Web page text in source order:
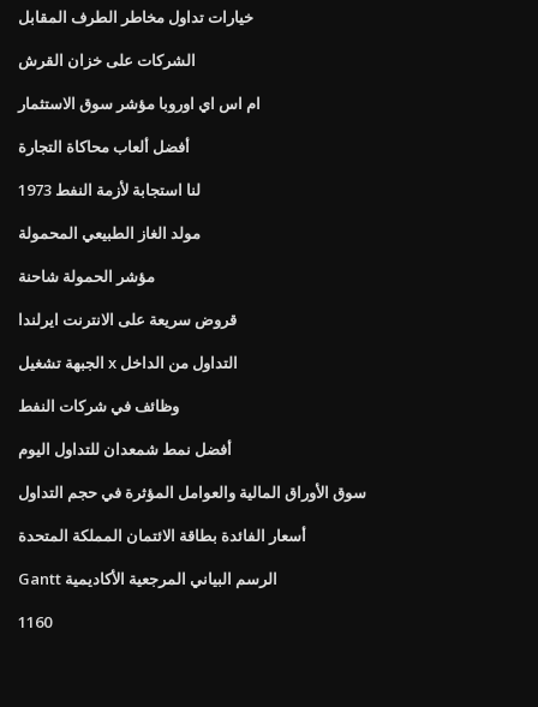
خيارات تداول مخاطر الطرف المقابل
الشركات على خزان القرش
ام اس اي اوروبا مؤشر سوق الاستثمار
أفضل ألعاب محاكاة التجارة
لنا استجابة لأزمة النفط 1973
مولد الغاز الطبيعي المحمولة
مؤشر الحمولة شاحنة
قروض سريعة على الانترنت ايرلندا
الجبهة تشغيل x التداول من الداخل
وظائف في شركات النفط
أفضل نمط شمعدان للتداول اليوم
سوق الأوراق المالية والعوامل المؤثرة في حجم التداول
أسعار الفائدة بطاقة الائتمان المملكة المتحدة
Gantt الرسم البياني المرجعية الأكاديمية
1160